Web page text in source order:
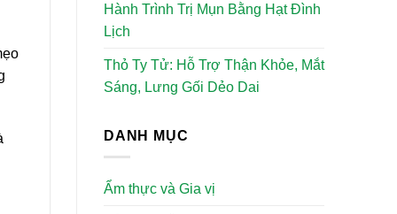
Hành Trình Trị Mụn Bằng Hạt Đình
Lịch
Thỏ Ty Tử: Hỗ Trợ Thận Khỏe, Mắt
Sáng, Lưng Gối Dẻo Dai
DANH MỤC
Ẩm thực và Gia vị